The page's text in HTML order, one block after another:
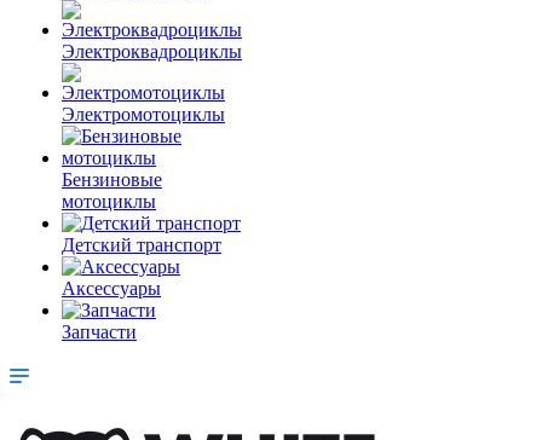
Электроквадроциклы
Электромотоциклы
Бензиновые
мотоциклы
Детский транспорт
Аксессуары
Запчасти